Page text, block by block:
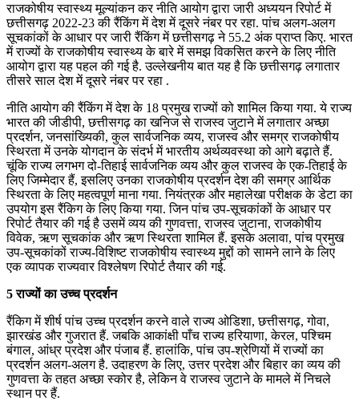
राजकोषीय स्वास्थ्य मूल्यांकन कर नीति आयोग द्वारा जारी अध्ययन रिपोर्ट में
छत्तीसगढ़ 2022-23 की रैंकिंग में देश में दूसरे नंबर पर रहा. पांच अलग-अलग
सूचकांकों के आधार पर जारी रैंकिंग में छत्तीसगढ़ ने 55.2 अंक प्राप्त किए. भारत
में राज्यों के राजकोषीय स्वास्थ्य के बारे में समझ विकसित करने के लिए नीति
आयोग द्वारा यह पहल की गई है. उल्लेखनीय बात यह है कि छत्तीसगढ़ लगातार
तीसरे साल देश में दूसरे नंबर पर रहा .
नीति आयोग की रैंकिंग में देश के 18 प्रमुख राज्यों को शामिल किया गया. ये राज्य
भारत की जीडीपी, छत्तीसगढ़ का खनिज से राजस्व जुटाने में लगातार अच्छा
प्रदर्शन, जनसांख्यिकी, कुल सार्वजनिक व्यय, राजस्व और समग्र राजकोषीय
स्थिरता में उनके योगदान के संदर्भ में भारतीय अर्थव्यवस्था को आगे बढ़ाते हैं.
चूंकि राज्य लगभग दो-तिहाई सार्वजनिक व्यय और कुल राजस्व के एक-तिहाई के
लिए जिम्मेदार हैं, इसलिए उनका राजकोषीय प्रदर्शन देश की समग्र आर्थिक
स्थिरता के लिए महत्वपूर्ण माना गया. नियंत्रक और महालेखा परीक्षक के डेटा का
उपयोग इस रैंकिग के लिए किया गया. जिन पांच उप-सूचकांकों के आधार पर
रिपोर्ट तैयार की गई है उसमें व्यय की गुणवत्ता, राजस्व जुटाना, राजकोषीय
विवेक, ऋण सूचकांक और ऋण स्थिरता शामिल हैं. इसके अलावा, पांच प्रमुख
उप-सूचकांकों राज्य-विशिष्ट राजकोषीय स्वास्थ्य मुद्दों को सामने लाने के लिए
एक व्यापक राज्यवार विश्लेषण रिपोर्ट तैयार की गई.
5 राज्यों का उच्च प्रदर्शन
रैंकिग में शीर्ष पांच उच्च प्रदर्शन करने वाले राज्य ओडिशा, छत्तीसगढ़, गोवा,
झारखंड और गुजरात हैं. जबकि आकांक्षी पाँच राज्य हरियाणा, केरल, पश्चिम
बंगाल, आंध्र प्रदेश और पंजाब हैं. हालांकि, पांच उप-श्रेणियों में राज्यों का
प्रदर्शन अलग-अलग है. उदाहरण के लिए, उत्तर प्रदेश और बिहार का व्यय की
गुणवत्ता के तहत अच्छा स्कोर है, लेकिन वे राजस्व जुटाने के मामले में निचले
स्थान पर हैं.